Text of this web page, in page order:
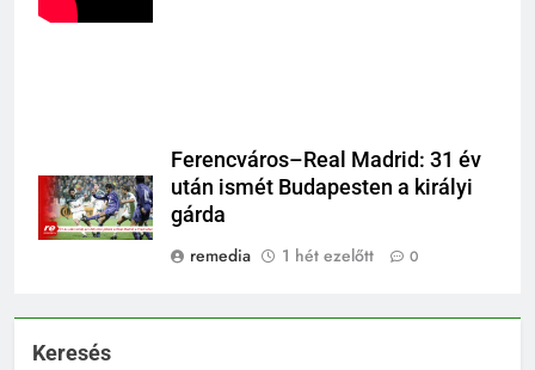
Ferencváros–Real Madrid: 31 év
után ismét Budapesten a királyi
gárda
remedia
1 hét ezelőtt 0
Keresés